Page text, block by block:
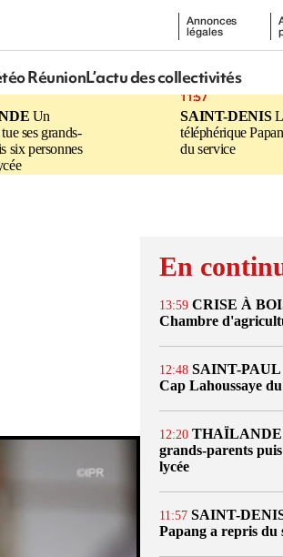
Annonces
légales
RéunionL’actu des collectivités
Un
ses grands-
six personnes
11:57
SAINT-DENIS
téléphérique
du service
En
13:59 CRISE À
Chambre
12:48 SAINT-PAUL
Cap Lahoussaye
12:20 THAÏLANDE
grands-parents
lycée
11:57 SAINT-
Papang a repris du